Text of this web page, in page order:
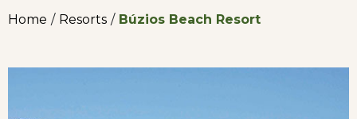
Home / Resorts / Búzios Beach Resort